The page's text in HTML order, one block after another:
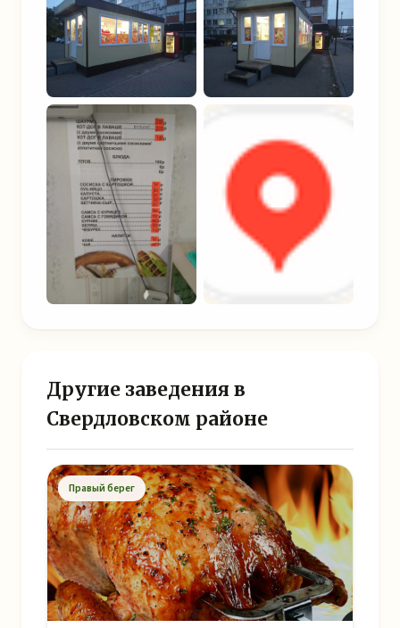
Другие заведения в
Свердловском районе
Правый берег